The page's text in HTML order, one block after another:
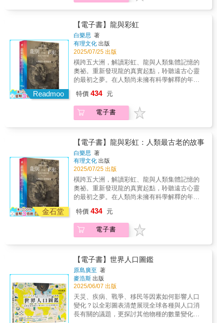
仁宇的大歷史觀》《緬北之戰》《長沙白茉
莉》《汴京殘夢》《黃河青山：黃仁宇回憶
錄》
書寫的局限，提出獨到的見解。他認為，歷史
不應只是片段的敘述，而應從更高的層次理解
結構與趨勢。本書不僅是對歷史的新詮釋，更
是對當代世界的深刻省思，引領讀者站在更高
的維度，重新審視歷史與現實的關聯。在今日
全球經濟局勢快速變動之際，中國的市場化改
革與全球化進程持續深化，數位金融、企業治
理、政府調控等問題備受關注。本書不僅幫助
我們理解中國經濟體制的歷史根源，更能引導
讀者思考，在當代語境下如何突破傳統框架，
面對全球資本主義挑戰。▍【聯經出版．黃仁
宇文集】01.《萬曆十五年：一個無關緊要的年
分》02.《十六世紀明代中國之財政與稅收》03.
《明代的漕運，1368-1644》04.《中國大歷
08.《赫遜河畔談中國歷史》09.《地北天南敘古
今》10.《關係千萬重》11.《大歷史不會萎縮》
12.《黃仁宇的大歷史觀》13.《緬北之戰》14.
《長沙白茉莉》15.《汴京殘夢》16.《黃河青
山：黃仁宇回憶錄》
度，透過長時間、遠距離、寬視界的分析，重
新檢視歷史事件，使看似零散、不合理的過去
得以聯繫成有機的整體，展現歷史內在的邏輯
與必然性。本書以明朝的財政體制為切入點，
剖析傳統中國在「數目字管理」不足的情況
下，如何影響資本主義的萌芽與發展。黃仁宇
認為，明代的賦役制度、經濟政策與治理模
式，決定了中國近代以來的發展方向，並與西
方在資本主義興起時期的經驗形成鮮明對比。
經驗與東西方文化交融的視角，超越傳統歷史
書寫的局限，提出獨到的見解。他認為，歷史
不應只是片段的敘述，而應從更高的層次理解
是對當代世界的深刻省思，引領讀者站在更高
的維度，重新審視歷史與現實的關聯。在今日
全球經濟局勢快速變動之際，中國的市場化改
革與全球化進程持續深化，數位金融、企業治
理、政府調控等問題備受關注。本書不僅幫助
我們理解中國經濟體制的歷史根源，更能引導
讀者思考，在當代語境下如何突破傳統框架，
宇文集】01.《萬曆十五年：一個無關緊要的年
分》02.《十六世紀明代中國之財政與稅收》03.
《明代的漕運，1368-1644》04.《中國大歷
08.《赫遜河畔談中國歷史》09.《地北天南敘古
今》10.《關係千萬重》11.《大歷史不會萎縮》
12.《黃仁宇的大歷史觀》13.《緬北之戰》14.
《長沙白茉莉》15.《汴京殘夢》16.《黃河青
山：黃仁宇回憶錄》
Readmoo
【電子書】龍與彩虹
白樂思 著
有理文化 出版
2025/07/25 出版
橫跨五大洲，解讀彩虹、龍與人類集體記憶的
奧祕。重新發現龍的真實起點，聆聽遠古心靈
的最初之夢。在人類尚未擁有科學解釋的年
了人們心底最深的敬畏與想像。這道彎曲絢爛
的天橋，在無數文明裡，逐漸被賦予了生命，
成為吞雲吐霧、飛翔於天地之間的神秘存在
十年，走訪全球，蒐集了超過三百個族群對龍
與彩虹的神話與信仰。在這本他病中完成、視
為「一生最重要工作」的遺作中，他提出一個
驚人的主張：龍，源自彩虹！透過語言學、人
類學、民俗學與文化心理學等多種方式，白樂
思帶領我們回到人類心靈的原點——在遠古時
代，面對一條忽現忽隱的天空之蛇，我們祖先
如何以想像與故事，編織出世界上最古老、也
最普遍的神話。從東方到西方，從寒冷的北方
里，沒有聯繫，不同文明中的龍，卻展現出令
人驚異的共通面貌。在書中，白樂思梳理了龍
的普世特徵（如：與瀑布、雷電、寶藏、洞穴
大洋洲的各類龍形象，揭示龍在各地文化中的
共通點與微妙差異。他也記錄了不同族群如何
將彩虹視為吞噬水源、影響天氣、守護生命之
靈體，同時也詳述全球各地「指向彩虹」的禁
忌與懲罰傳說——從印尼到墨西哥，從東非到
北美，這些禁忌竟出奇地相似，無法只以文化
傳播來解釋。最後，白樂思系統性地將龍與彩
特價 434 元
電子書
金石堂
【電子書】龍與彩虹：人類最古老的故事
白樂思 著
有理文化 出版
2025/07/25 出版
橫跨五大洲，解讀彩虹、龍與人類集體記憶的
奧祕。重新發現龍的真實起點，聆聽遠古心靈
的最初之夢。在人類尚未擁有科學解釋的年
了人們心底最深的敬畏與想像。這道彎曲絢爛
的天橋，在無數文明裡，逐漸被賦予了生命，
成為吞雲吐霧、飛翔於天地之間的神秘存在
十年，走訪全球，蒐集了超過三百個族群對龍
與彩虹的神話與信仰。在這本他病中完成、視
為「一生最重要工作」的遺作中，他提出一個
驚人的主張：龍，源自彩虹！透過語言學、人
類學、民俗學與文化心理學等多種方式，白樂
思帶領我們回到人類心靈的原點——在遠古時
代，面對一條忽現忽隱的天空之蛇，我們祖先
如何以想像與故事，編織出世界上最古老、也
特價 434 元
電子書
【電子書】世界人口圖鑑
原島廣至 著
麥浩斯 出版
2025/06/07 出版
天災、疾病、戰爭、移民等因素如何影響人口
變化？以全彩圖表清楚展現全球各種與人口消
長有關的議題，更探討其他物種的數量變化及